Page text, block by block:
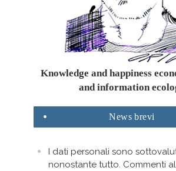
Knowledge and happiness
and information
News brevi
I dati personali sono
nonostante tutto. Commenti